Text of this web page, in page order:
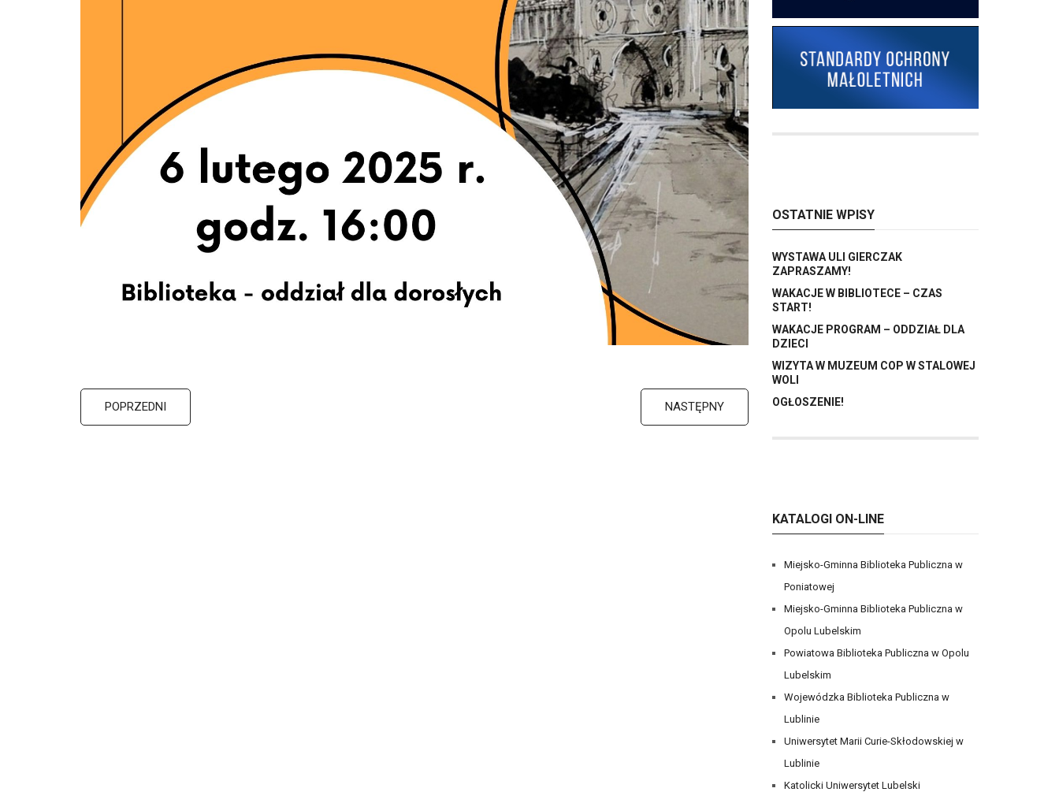
POPRZEDNI NASTĘPNY
OSTATNIE WPISY
WYSTAWA ULI GIERCZAK
ZAPRASZAMY!
WAKACJE W BIBLIOTECE – CZAS
START!
WAKACJE PROGRAM – ODDZIAŁ DLA
DZIECI
WIZYTA W MUZEUM COP W STALOWEJ
WOLI
OGŁOSZENIE!
KATALOGI ON-LINE
Miejsko-Gminna Biblioteka Publiczna w
Poniatowej
Miejsko-Gminna Biblioteka Publiczna w
Opolu Lubelskim
Powiatowa Biblioteka Publiczna w Opolu
Lubelskim
Wojewódzka Biblioteka Publiczna w
Lublinie
Uniwersytet Marii Curie-Skłodowskiej w
Lublinie
Katolicki Uniwersytet Lubelski